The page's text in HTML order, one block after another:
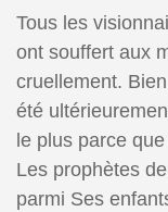
Tous les
ont souffert aux
cruellement.
été
le plus parce
Les prophètes
parmi Ses